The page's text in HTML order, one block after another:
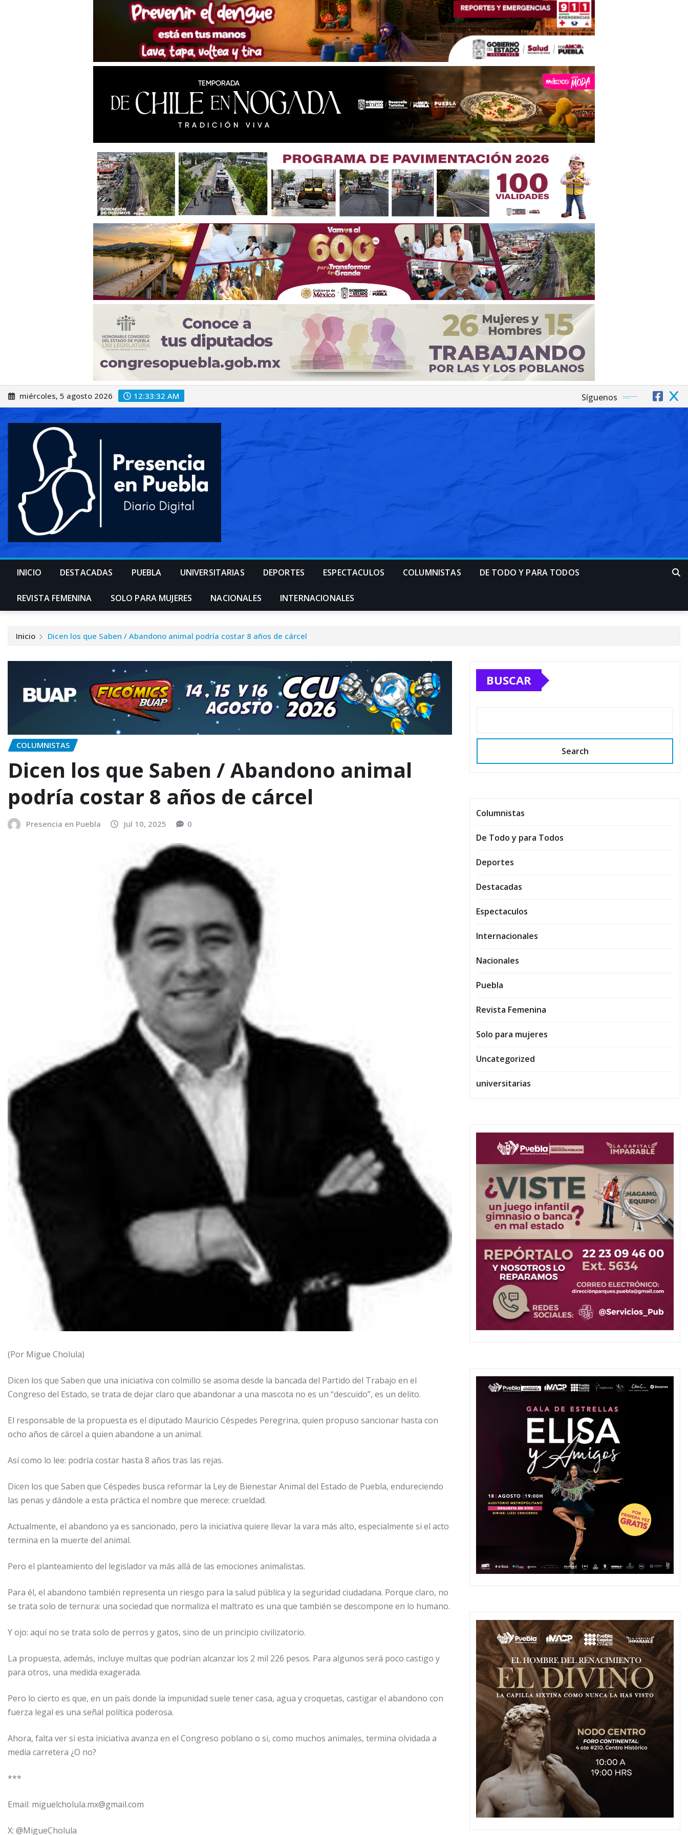
Saltar
al
miércoles, 5 agosto 2026 12:33:34 AM Síguenos
INICIO DESTACADAS PUEBLA UNIVERSITARIAS DEPORTES ESPECTACULOS COLUMNISTAS DE TODO Y PARA TODOS
REVISTA FEMENINA SOLO PARA MUJERES NACIONALES INTERNACIONALES
Inicio Dicen los que Saben / Abandono animal podría costar 8 años de cárcel
COLUMNISTAS
Dicen los que Saben / Abandono animal
podría costar 8 años de cárcel
Presencia en Puebla Jul 10, 2025 0
(Por Migue Cholula)
Dicen los que Saben que una iniciativa con colmillo se asoma desde la bancada del Partido del Trabajo en el
Congreso del Estado, se trata de dejar claro que abandonar a una mascota no es un “descuido”, es un delito.
El responsable de la propuesta es el diputado Mauricio Céspedes Peregrina, quien propuso sancionar hasta con
ocho años de cárcel a quien abandone a un animal.
Así como lo lee: podría costar hasta 8 años tras las rejas.
Dicen los que Saben que Céspedes busca reformar la Ley de Bienestar Animal del Estado de Puebla, endureciendo
las penas y dándole a esta práctica el nombre que merece: crueldad.
Actualmente, el abandono ya es sancionado, pero la iniciativa quiere llevar la vara más alto, especialmente si el acto
termina en la muerte del animal.
Pero el planteamiento del legislador va más allá de las emociones animalistas.
Para él, el abandono también representa un riesgo para la salud pública y la seguridad ciudadana. Porque claro, no
se trata solo de ternura: una sociedad que normaliza el maltrato es una que también se descompone en lo humano.
Y ojo: aquí no se trata solo de perros y gatos, sino de un principio civilizatorio.
La propuesta, además, incluye multas que podrían alcanzar los 2 mil 226 pesos. Para algunos será poco castigo y
para otros, una medida exagerada.
Pero lo cierto es que, en un país donde la impunidad suele tener casa, agua y croquetas, castigar el abandono con
fuerza legal es una señal política poderosa.
Ahora, falta ver si esta iniciativa avanza en el Congreso poblano o si, como muchos animales, termina olvidada a
media carretera ¿O no?
***
Email: miguelcholula.mx@gmail.com
X: @MigueCholula
BUSCAR
Search
Columnistas
De Todo y para Todos
Deportes
Destacadas
Espectaculos
Internacionales
Nacionales
Puebla
Revista Femenina
Solo para mujeres
Uncategorized
universitarias